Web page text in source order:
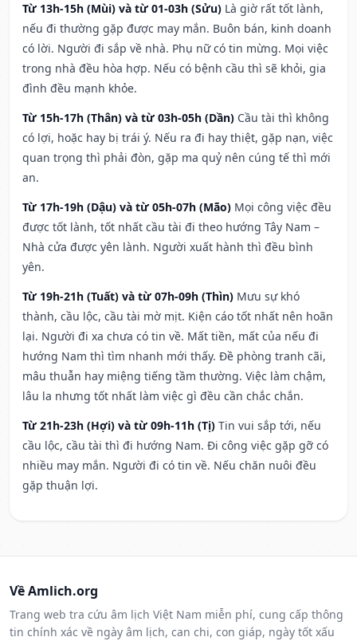
Từ 13h-15h (Mùi) và từ 01-03h (Sửu) Là giờ rất tốt lành,
nếu đi thường gặp được may mắn. Buôn bán, kinh doanh
có lời. Người đi sắp về nhà. Phụ nữ có tin mừng. Mọi việc
trong nhà đều hòa hợp. Nếu có bệnh cầu thì sẽ khỏi, gia
đình đều mạnh khỏe.
Từ 15h-17h (Thân) và từ 03h-05h (Dần) Cầu tài thì không
có lợi, hoặc hay bị trái ý. Nếu ra đi hay thiệt, gặp nạn, việc
quan trọng thì phải đòn, gặp ma quỷ nên cúng tế thì mới
an.
Từ 17h-19h (Dậu) và từ 05h-07h (Mão) Mọi công việc đều
được tốt lành, tốt nhất cầu tài đi theo hướng Tây Nam –
Nhà cửa được yên lành. Người xuất hành thì đều bình
yên.
Từ 19h-21h (Tuất) và từ 07h-09h (Thìn) Mưu sự khó
thành, cầu lộc, cầu tài mờ mịt. Kiện cáo tốt nhất nên hoãn
lại. Người đi xa chưa có tin về. Mất tiền, mất của nếu đi
hướng Nam thì tìm nhanh mới thấy. Đề phòng tranh cãi,
mâu thuẫn hay miệng tiếng tầm thường. Việc làm chậm,
lâu la nhưng tốt nhất làm việc gì đều cần chắc chắn.
Từ 21h-23h (Hợi) và từ 09h-11h (Tị) Tin vui sắp tới, nếu
cầu lộc, cầu tài thì đi hướng Nam. Đi công việc gặp gỡ có
nhiều may mắn. Người đi có tin về. Nếu chăn nuôi đều
gặp thuận lợi.
Về Amlich.org
Trang web tra cứu âm lịch Việt Nam miễn phí, cung cấp thông
tin chính xác về ngày âm lịch, can chi, con giáp, ngày tốt xấu